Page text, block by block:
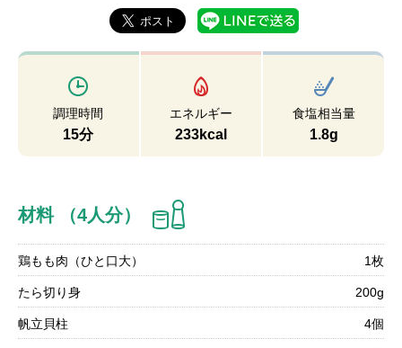
調理時間
15分
エネルギー
233kcal
食塩相当量
1.8g
材料 （4人分）
鶏もも肉（ひと口大） 1枚
たら切り身 200g
帆立貝柱 4個